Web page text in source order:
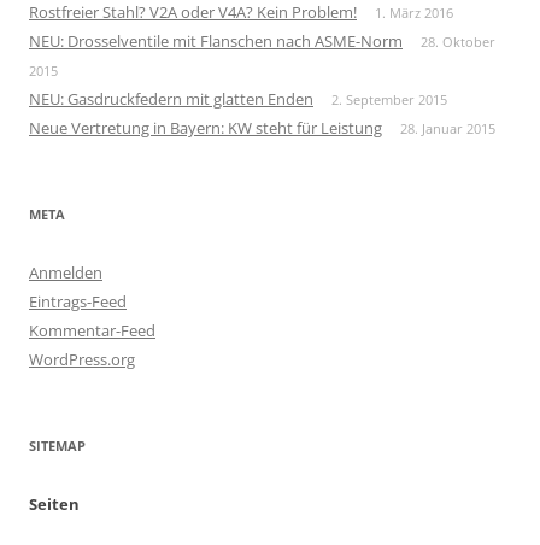
Rostfreier Stahl? V2A oder V4A? Kein Problem! 1. März 2016
NEU: Drosselventile mit Flanschen nach ASME-Norm
28. Oktober
2015
NEU: Gasdruckfedern mit glatten Enden 2. September 2015
Neue Vertretung in Bayern: KW steht für Leistung 28. Januar 2015
META
Anmelden
Eintrags-Feed
Kommentar-Feed
WordPress.org
SITEMAP
Seiten